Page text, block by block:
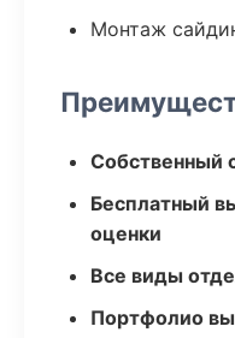
Монтаж
Собственный
Бесплатный
оценки
Все виды
Портфолио